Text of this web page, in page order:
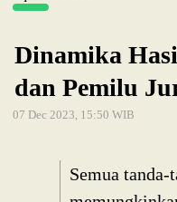
Dinamika
dan Pemilu
07 Dec 2023, 15:50 WIB
Semua tanda-